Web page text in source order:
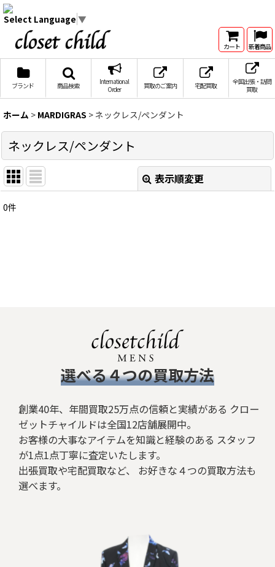
Select Language ▼
カート 新着商品
ブランド 商品検索
International
Order
買取のご案内 宅配買取
全国出張・訪問
買取
ホーム > MARDIGRAS > ネックレス/ペンダント
ネックレス/ペンダント
表示順変更
表示数
0件
​選べる４つの買取方法
創業40年、年間買取25万点の信頼と実績がある クロー
ゼットチャイルドは全国12店舗展開中。
お客様の大事なアイテムを知識と経験のある スタッフ
が1点1点丁寧に査定いたします。
出張買取や宅配買取など、 お好きな４つの買取方法も
選べます。